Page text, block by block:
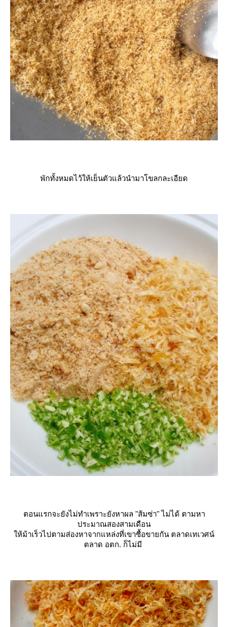
พักทั้งหมดไว้ให้เย็นตัวแล้วนำมาโขลกละเอียด
ตอนแรกจะยังไม่ทำเพราะยังหาผล "ส้มซ่า" ไม่ได้ ตามหา
ประมาณสองสามเดือน
ห้ม้าเร็วไปตามส่องหาจากแหล่งที่เขาซื้อขายกัน ตลาดเทเวศน์
ตลาด อตก. ก็ไม่มี